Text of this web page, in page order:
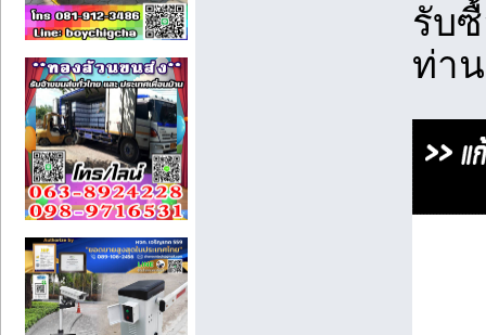
รับ
ท่า